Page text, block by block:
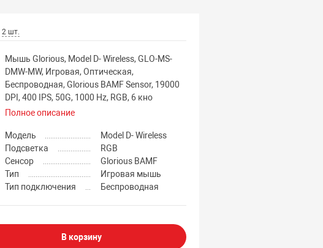
2 шт.
Мышь Glorious, Model D- Wireless, GLO-MS-
DMW-MW, Игровая, Оптическая,
Беспроводная, Glorious BAMF Sensor, 19000
DPI, 400 IPS, 50G, 1000 Hz, RGB, 6 кно
Полное описание
Модель
Model D- Wireless
Подсветка
RGB
Сенсор
Glorious BAMF
Тип
Игровая мышь
Тип подключения
Беспроводная
В корзину